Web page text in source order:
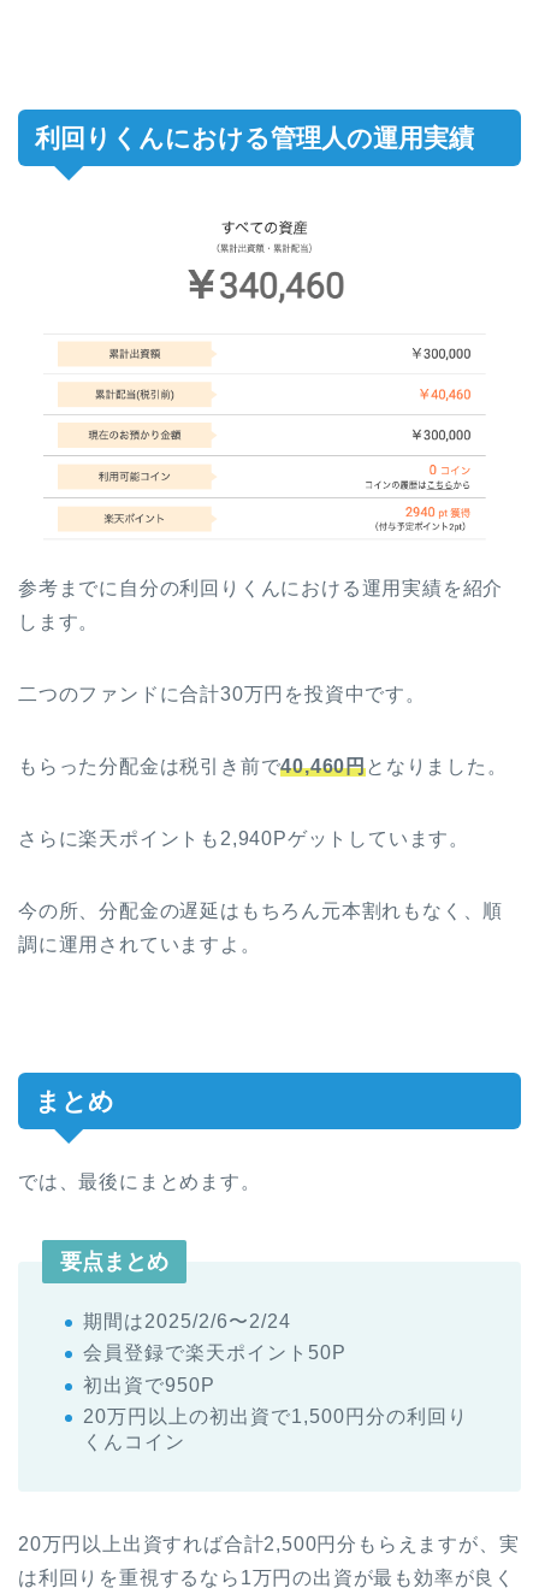
利回りくんにおける管理人の運用実績
参考までに自分の利回りくんにおける運用実績を紹介
します。
二つのファンドに合計30万円を投資中です。
もらった分配金は税引き前で40,460円となりました。
さらに楽天ポイントも2,940Pゲットしています。
今の所、分配金の遅延はもちろん元本割れもなく、順
調に運用されていますよ。
まとめ
では、最後にまとめます。
要点まとめ
期間は2025/2/6〜2/24
会員登録で楽天ポイント50P
初出資で950P
20万円以上の初出資で1,500円分の利回り
くんコイン
20万円以上出資すれば合計2,500円分もらえますが、実
は利回りを重視するなら1万円の出資が最も効率が良く